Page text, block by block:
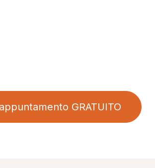
GRATUITO